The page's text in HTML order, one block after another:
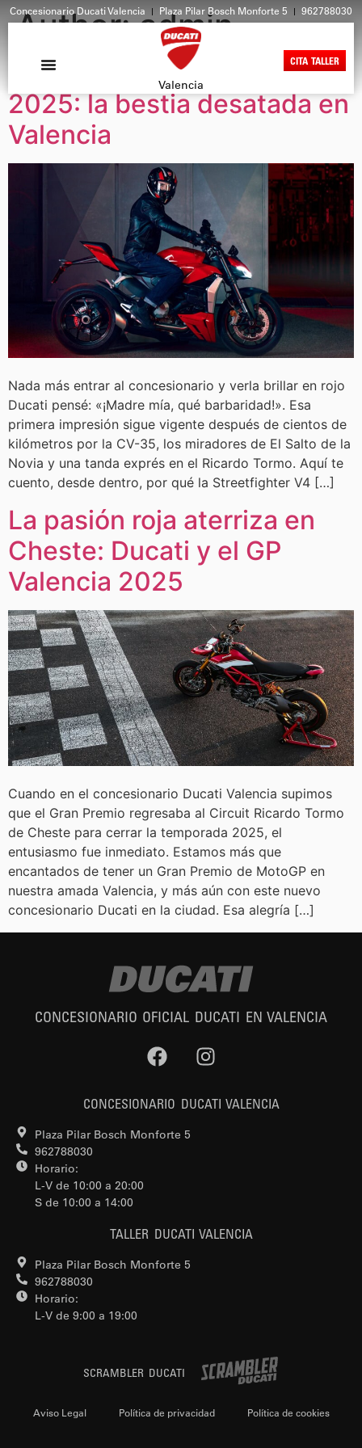
Concesionario Ducati Valencia Plaza Pilar Bosch Monforte 5 962788030
Valencia
CITA TALLER
Author:admin
Ducati Streetfighter V4
2025: la bestia desatada en
Valencia
Nada más entrar al concesionario y verla brillar en rojo
Ducati pensé: «¡Madre mía, qué barbaridad!». Esa
primera impresión sigue vigente después de cientos de
kilómetros por la CV-35, los miradores de El Salto de la
Novia y una tanda exprés en el Ricardo Tormo. Aquí te
cuento, desde dentro, por qué la Streetfighter V4 […]
La pasión roja aterriza en
Cheste: Ducati y el GP
Valencia 2025
Cuando en el concesionario Ducati Valencia supimos
que el Gran Premio regresaba al Circuit Ricardo Tormo
de Cheste para cerrar la temporada 2025, el
entusiasmo fue inmediato. Estamos más que
encantados de tener un Gran Premio de MotoGP en
nuestra amada Valencia, y más aún con este nuevo
concesionario Ducati en la ciudad. Esa alegría […]
CONCESIONARIO OFICIAL DUCATI EN VALENCIA
CONCESIONARIO DUCATI VALENCIA
Plaza Pilar Bosch Monforte 5
962788030
Horario:
L-V de 10:00 a 20:00
S de 10:00 a 14:00
TALLER DUCATI VALENCIA
Plaza Pilar Bosch Monforte 5
962788030
Horario:
L-V de 9:00 a 19:00
SCRAMBLER DUCATI
Aviso Legal Política de privacidad Política de cookies